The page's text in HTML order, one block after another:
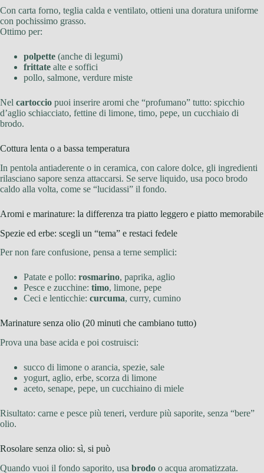
Con carta forno, teglia calda e ventilato, ottieni una doratura uniforme
con pochissimo grasso.
Ottimo per:
polpette (anche di legumi)
frittate alte e soffici
pollo, salmone, verdure miste
Nel cartoccio puoi inserire aromi che “profumano” tutto: spicchio
d’aglio schiacciato, fettine di limone, timo, pepe, un cucchiaio di
brodo.
Cottura lenta o a bassa temperatura
In pentola antiaderente o in ceramica, con calore dolce, gli ingredienti
rilasciano sapore senza attaccarsi. Se serve liquido, usa poco brodo
caldo alla volta, come se “lucidassi” il fondo.
Aromi e marinature: la differenza tra piatto leggero e piatto memorabile
Spezie ed erbe: scegli un “tema” e restaci fedele
Per non fare confusione, pensa a terne semplici:
Patate e pollo: rosmarino, paprika, aglio
Pesce e zucchine: timo, limone, pepe
Ceci e lenticchie: curcuma, curry, cumino
Marinature senza olio (20 minuti che cambiano tutto)
Prova una base acida e poi costruisci:
succo di limone o arancia, spezie, sale
yogurt, aglio, erbe, scorza di limone
aceto, senape, pepe, un cucchiaino di miele
Risultato: carne e pesce più teneri, verdure più saporite, senza “bere”
olio.
Rosolare senza olio: sì, si può
Quando vuoi il fondo saporito, usa brodo o acqua aromatizzata.